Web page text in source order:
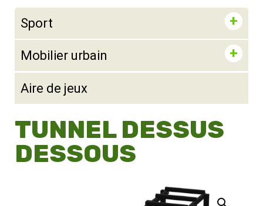
Sport
Mobilier urbain
Aire de jeux
TUNNEL DESSUS
DESSOUS